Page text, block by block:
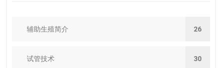
辅助生殖简介 26
试管技术 30